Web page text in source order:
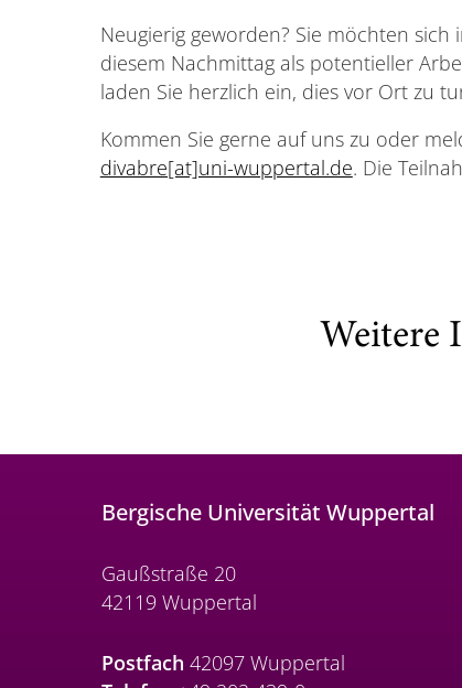
Neugierig geworden? Sie möchten
diesem Nachmittag als potentieller
laden Sie herzlich ein, dies vor Ort zu
Kommen Sie gerne auf uns zu oder
divabre[at]uni-wuppertal.de. Die
Weitere
Bergische Universität Wuppertal
Gaußstraße 20
42119 Wuppertal
Postfach 42097 Wuppertal